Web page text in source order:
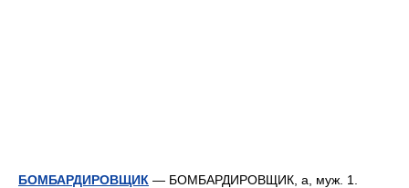
БОМБАРДИРОВЩИК — БОМБАРДИРОВЩИК, а, муж. 1.